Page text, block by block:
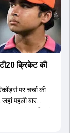
है।
क्रिकेट की
पर चर्चा की
पहली बार
रहा। पूरे टूर्नामेंट में
बनाया, जो एक